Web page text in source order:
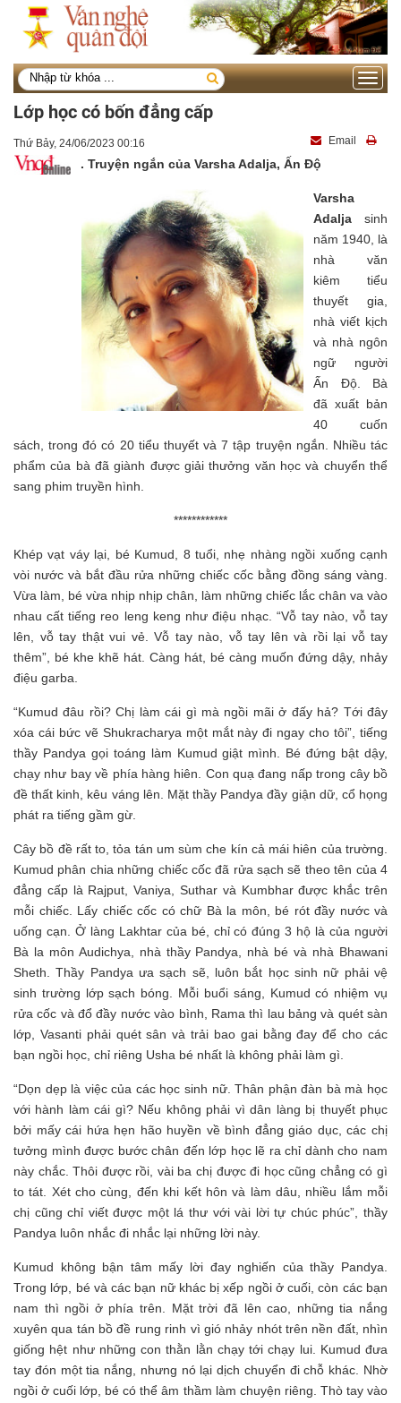
Toggle
Lớp học có bốn đẳng cấp
Thứ Bảy, 24/06/2023 00:16 Email
. Truyện ngắn của Varsha Adalja, Ấn Độ
Varsha
Adalja sinh
năm 1940, là
nhà văn
kiêm tiểu
thuyết gia,
nhà viết kịch
và nhà ngôn
ngữ người
Ấn Độ. Bà
đã xuất bản
40 cuốn
sách, trong đó có 20 tiểu thuyết và 7 tập truyện ngắn. Nhiều tác
phẩm của bà đã giành được giải thưởng văn học và chuyển thể
sang phim truyền hình.
************
Khép vạt váy lại, bé Kumud, 8 tuổi, nhẹ nhàng ngồi xuống cạnh
vòi nước và bắt đầu rửa những chiếc cốc bằng đồng sáng vàng.
Vừa làm, bé vừa nhịp nhịp chân, làm những chiếc lắc chân va vào
nhau cất tiếng reo leng keng như điệu nhạc. “Vỗ tay nào, vỗ tay
lên, vỗ tay thật vui vẻ. Vỗ tay nào, vỗ tay lên và rồi lại vỗ tay
thêm”, bé khe khẽ hát. Càng hát, bé càng muốn đứng dậy, nhảy
điệu garba.
“Kumud đâu rồi? Chị làm cái gì mà ngồi mãi ở đấy hả? Tới đây
xóa cái bức vẽ Shukracharya một mắt này đi ngay cho tôi”, tiếng
thầy Pandya gọi toáng làm Kumud giật mình. Bé đứng bật dậy,
chạy như bay về phía hàng hiên. Con quạ đang nấp trong cây bồ
đề thất kinh, kêu váng lên. Mặt thầy Pandya đầy giận dữ, cổ họng
phát ra tiếng gầm gừ.
Cây bồ đề rất to, tỏa tán um sùm che kín cả mái hiên của trường.
Kumud phân chia những chiếc cốc đã rửa sạch sẽ theo tên của 4
đẳng cấp là Rajput, Vaniya, Suthar và Kumbhar được khắc trên
mỗi chiếc. Lấy chiếc cốc có chữ Bà la môn, bé rót đầy nước và
uống cạn. Ở làng Lakhtar của bé, chỉ có đúng 3 hộ là của người
Bà la môn Audichya, nhà thầy Pandya, nhà bé và nhà Bhawani
Sheth. Thầy Pandya ưa sạch sẽ, luôn bắt học sinh nữ phải vệ
sinh trường lớp sạch bóng. Mỗi buổi sáng, Kumud có nhiệm vụ
rửa cốc và đổ đầy nước vào bình, Rama thì lau bảng và quét sàn
lớp, Vasanti phải quét sân và trải bao gai bằng đay để cho các
bạn ngồi học, chỉ riêng Usha bé nhất là không phải làm gì.
“Dọn dẹp là việc của các học sinh nữ. Thân phận đàn bà mà học
với hành làm cái gì? Nếu không phải vì dân làng bị thuyết phục
bởi mấy cái hứa hẹn hão huyền về bình đẳng giáo dục, các chị
tưởng mình được bước chân đến lớp học lẽ ra chỉ dành cho nam
này chắc. Thôi được rồi, vài ba chị được đi học cũng chẳng có gì
to tát. Xét cho cùng, đến khi kết hôn và làm dâu, nhiều lắm mỗi
chị cũng chỉ viết được một lá thư với vài lời tự chúc phúc”, thầy
Pandya luôn nhắc đi nhắc lại những lời này.
Kumud không bận tâm mấy lời đay nghiến của thầy Pandya.
Trong lớp, bé và các bạn nữ khác bị xếp ngồi ở cuối, còn các bạn
nam thì ngồi ở phía trên. Mặt trời đã lên cao, những tia nắng
xuyên qua tán bồ đề rung rinh vì gió nhảy nhót trên nền đất, nhìn
giống hệt như những con thằn lằn chạy tới chạy lui. Kumud đưa
tay đón một tia nắng, nhưng nó lại dịch chuyển đi chỗ khác. Nhờ
ngồi ở cuối lớp, bé có thể âm thầm làm chuyện riêng. Thò tay vào